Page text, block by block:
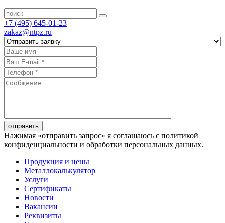
+7 (495) 645-01-23
zakaz@ntpz.ru
отправить
Нажимая «отправить запрос» я соглашаюсь с политикой
конфиденциальности и обработки персональных данных.
Продукция и цены
Металлокалькулятор
Услуги
Сертификаты
Новости
Вакансии
Реквизиты